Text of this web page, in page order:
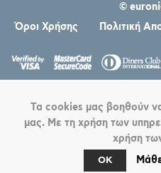
©
Όροι Χρήσης
Πολιτική
Powered by
Τα cookies μας βοηθούν
μας. Με τη χρήση των
χρήση
OK